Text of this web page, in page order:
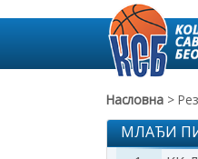
Насловна >
МЛАЂИ